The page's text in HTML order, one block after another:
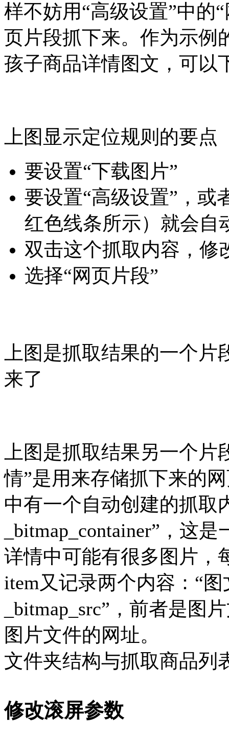
样不妨用“高级设置”中的
页片段抓下来。作为示例
孩子商品详情图文，可以
上图显示定位规则的要点
要设置“下载图片”
要设置“高级设置”，或
红色线条所示）就会自
双击这个抓取内容，修
选择“网页片段”
上图是抓取结果的一个
来了
上图是抓取结果另一个
情”是用来存储抓下来的
中有一个自动创建的抓取
_bitmap_container”，这
详情中可能有很多图片，
item又记录两个内容：“
_bitmap_src”，前者是图
图片文件的网址。
文件夹结构与抓取商品列
修改滚屏参数